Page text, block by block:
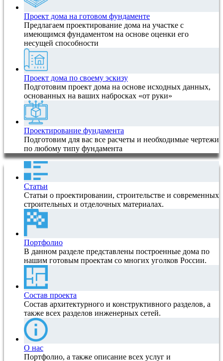
Проект дома на готовом фундаменте
Предлагаем проектирование дома на участке с
имеющимся фундаментом на основе оценки его
несущей способности
Проект дома по своему эскизу
Подготовим проект дома на основе исходных данных,
основанных на ваших набросках «от руки»
Проектирование фундамента
Подготовим для вас все расчеты и необходимые чертежи
по любому типу фундамента
Статьи
Статьи о проектировании, строительстве и современных
строительных и отделочных материалах.
Портфолио
В данном разделе представлены построенные дома по
нашим готовым проектам со многих уголков России.
Состав проекта
Состав архитектурного и конструктивного разделов, а
также всех разделов инженерных сетей.
О нас
Портфолио, а также описание всех услуг и